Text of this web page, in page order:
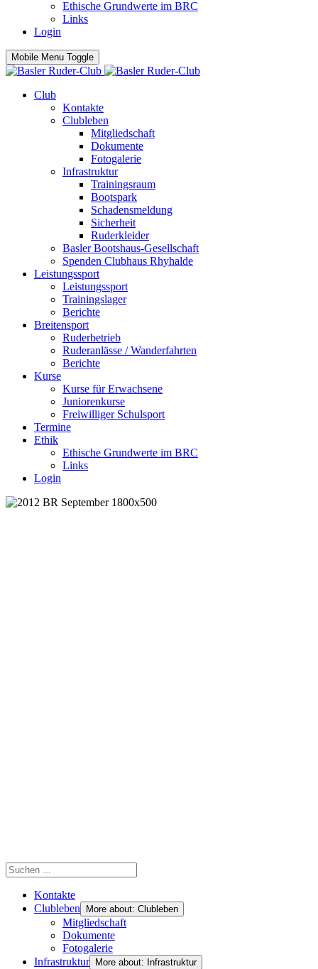
Ethische Grundwerte im BRC
Links
Login
Mobile Menu Toggle
Club
Kontakte
Clubleben
Mitgliedschaft
Dokumente
Fotogalerie
Infrastruktur
Trainingsraum
Bootspark
Schadensmeldung
Sicherheit
Ruderkleider
Basler Bootshaus-Gesellschaft
Spenden Clubhaus Rhyhalde
Leistungssport
Leistungssport
Trainingslager
Berichte
Breitensport
Ruderbetrieb
Ruderanlässe / Wanderfahrten
Berichte
Kurse
Kurse für Erwachsene
Juniorenkurse
Freiwilliger Schulsport
Termine
Ethik
Ethische Grundwerte im BRC
Links
Login
Kontakte
Clubleben
More about: Clubleben
Mitgliedschaft
Dokumente
Fotogalerie
Infrastruktur
More about: Infrastruktur